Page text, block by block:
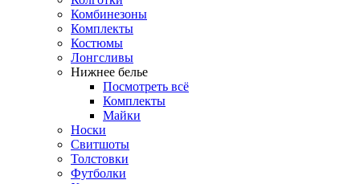
Комбинезоны
Комплекты
Костюмы
Лонгсливы
Нижнее белье
Посмотреть всё
Комплекты
Майки
Носки
Свитшоты
Толстовки
Футболки